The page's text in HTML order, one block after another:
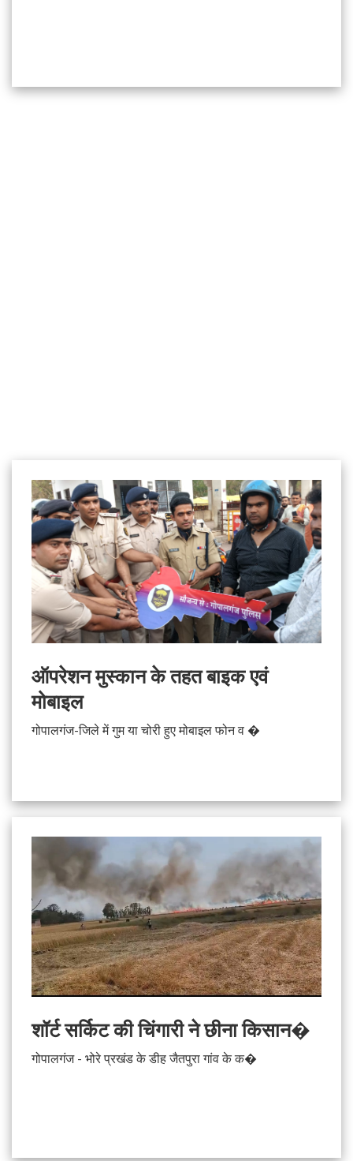
ऑपरेशन मुस्कान के तहत बाइक एवं
मोबाइल
गोपालगंज-जिले में गुम या चोरी हुए मोबाइल फोन व �
शॉर्ट सर्किट की चिंगारी ने छीना किसान�
गोपालगंज - भोरे प्रखंड के डीह जैतपुरा गांव के क�